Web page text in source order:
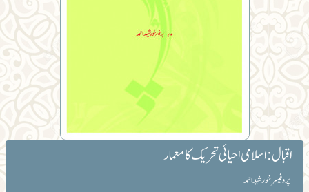
اقبال: اسلامی احیائی تحریک کا معمار
پروفیسر خورشید احمد